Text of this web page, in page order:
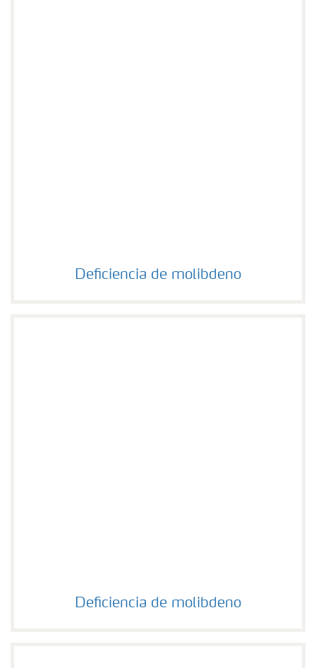
Deficiencia de molibdeno
Deficiencia de molibdeno
Deficiencia de molibdeno
Deficiencia de molibdeno